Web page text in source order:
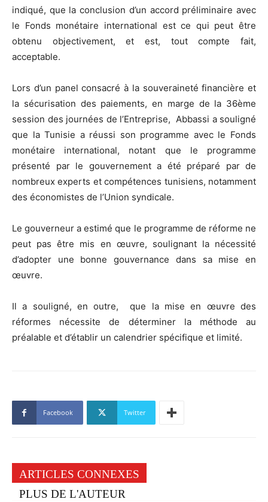
indiqué, que la conclusion d’un accord préliminaire avec
le Fonds monétaire international est ce qui peut être
obtenu objectivement, et est, tout compte fait,
acceptable.
Lors d’un panel consacré à la souveraineté financière et
la sécurisation des paiements, en marge de la 36ème
session des journées de l’Entreprise, Abbassi a souligné
que la Tunisie a réussi son programme avec le Fonds
monétaire international, notant que le programme
présenté par le gouvernement a été préparé par de
nombreux experts et compétences tunisiens, notamment
des économistes de l’Union syndicale.
Le gouverneur a estimé que le programme de réforme ne
peut pas être mis en œuvre, soulignant la nécessité
d’adopter une bonne gouvernance dans sa mise en
œuvre.
Il a souligné, en outre, que la mise en œuvre des
réformes nécessite de déterminer la méthode au
préalable et d’établir un calendrier spécifique et limité.
Facebook Twitter
ARTICLES CONNEXES
PLUS DE L'AUTEUR